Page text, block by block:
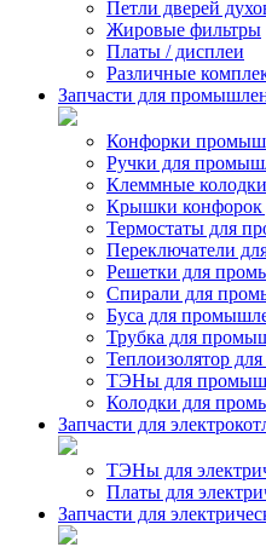
Петли дверей
Жировые фильтры
Платы / дисплеи
Различные
Запчасти для
Конфорки
Ручки для
Клеммные
Крышки
Термостаты для
Переключатели
Решетки для
Спирали для
Буса для
Трубка для
Теплоизолятор
ТЭНы для
Колодки для
Запчасти для
ТЭНы для
Платы для
Запчасти для